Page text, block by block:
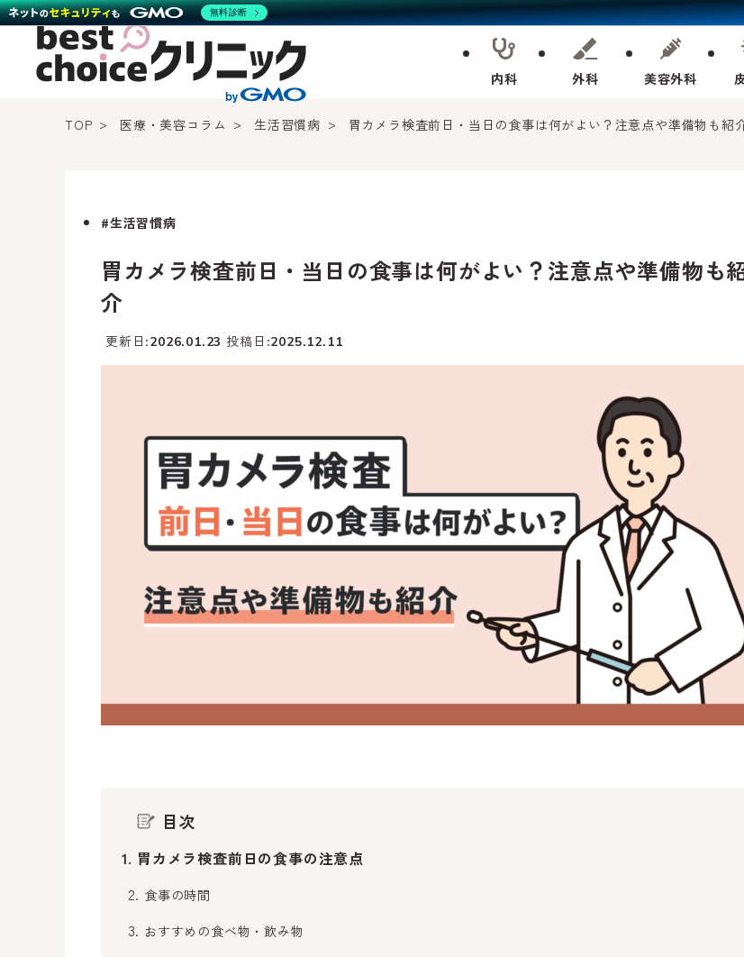
内科 外科 美容外科
TOP 医療・美容コラム 生活習慣病 胃カメラ検査前日・当日の食事は何がよい？注意点や準備物も紹
#生活習慣病
胃カメラ検査前日・当日の食事は何がよい？注意点や準備物も
介
更新日 2026.01.23 投稿日 2025.12.11
目次
胃カメラ検査前日の食事の注意点
食事の時間
おすすめの食べ物・飲み物
無料診断